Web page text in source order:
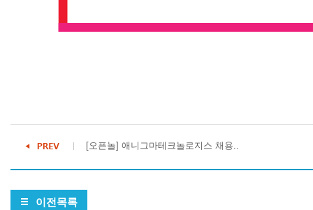
[오픈놀] 애니그마테크놀로지스 채용..
이전목록